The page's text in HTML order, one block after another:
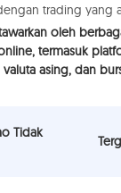
trading yang
oleh
termasuk
asing, dan
Tidak